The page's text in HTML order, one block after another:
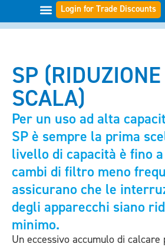
Login for Trade Discounts
SP
SCALA)
Per un uso ad alta
SP è sempre la prima
livello di capacità è fino
cambi di filtro meno
assicurano che le
degli apparecchi siano
minimo.
Un eccessivo accumulo di calcare